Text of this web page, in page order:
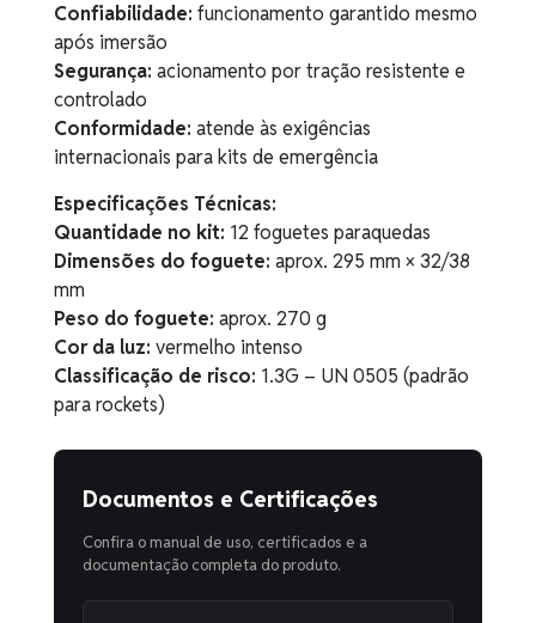
Confiabilidade: funcionamento garantido mesmo
após imersão
Segurança: acionamento por tração resistente e
controlado
Conformidade: atende às exigências
internacionais para kits de emergência
Especificações Técnicas:
Quantidade no kit: 12 foguetes paraquedas
Dimensões do foguete: aprox. 295 mm × 32/38
mm
Peso do foguete: aprox. 270 g
Cor da luz: vermelho intenso
Classificação de risco: 1.3G – UN 0505 (padrão
para rockets)
Documentos e Certificações
Confira o manual de uso, certificados e a
documentação completa do produto.